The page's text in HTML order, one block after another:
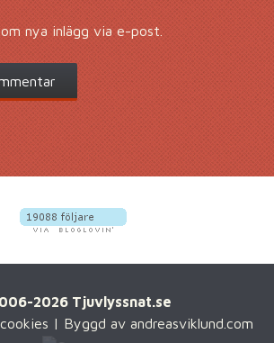
nya inlägg via e-post.
2026 Tjuvlyssnat.se
| Byggd av andreasviklund.com